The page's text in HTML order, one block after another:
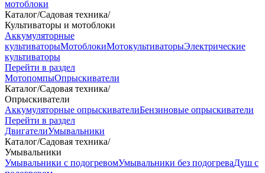
мотоблоки
Каталог/Садовая техника/
Культиваторы и мотоблоки
Аккумуляторные
культиваторыМотоблокиМотокультиваторыЭлектрические
культиваторы
Перейти в раздел
МотопомпыОпрыскиватели
Каталог/Садовая техника/
Опрыскиватели
Аккумуляторные опрыскивателиБензиновые опрыскиватели
Перейти в раздел
ДвигателиУмывальники
Каталог/Садовая техника/
Умывальники
Умывальники с подогревомУмывальники без подогреваДуш с